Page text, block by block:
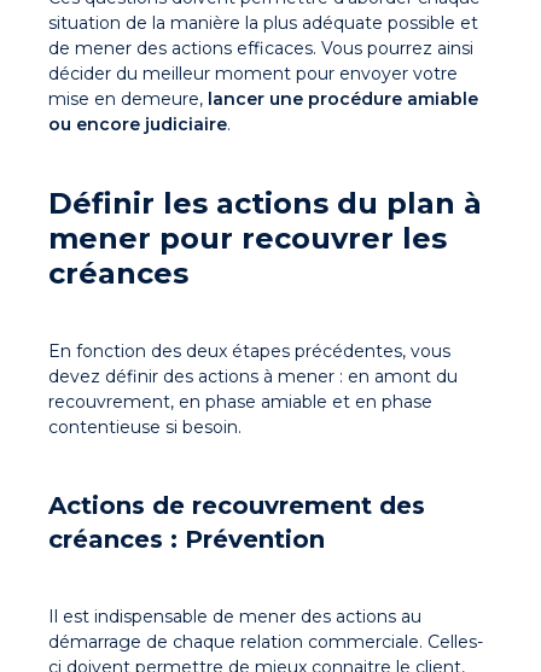
situation de la manière la plus adéquate possible et
de mener des actions efficaces. Vous pourrez ainsi
décider du meilleur moment pour envoyer votre
mise en demeure, lancer une procédure amiable
ou encore judiciaire.
Définir les actions du plan à
mener pour recouvrer les
créances
En fonction des deux étapes précédentes, vous
devez définir des actions à mener : en amont du
recouvrement, en phase amiable et en phase
contentieuse si besoin.
Actions de recouvrement des
créances : Prévention
Il est indispensable de mener des actions au
démarrage de chaque relation commerciale. Celles-
ci doivent permettre de mieux connaitre le client,